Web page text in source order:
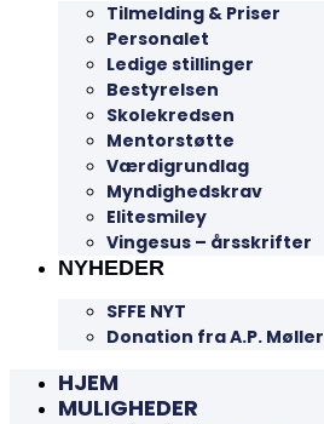
Tilmelding & Priser
Personalet
Ledige stillinger
Bestyrelsen
Skolekredsen
Mentorstøtte
Værdigrundlag
Myndighedskrav
Elitesmiley
Vingesus – årsskrifter
NYHEDER
SFFE NYT
Donation fra A.P. Møller
HJEM
MULIGHEDER